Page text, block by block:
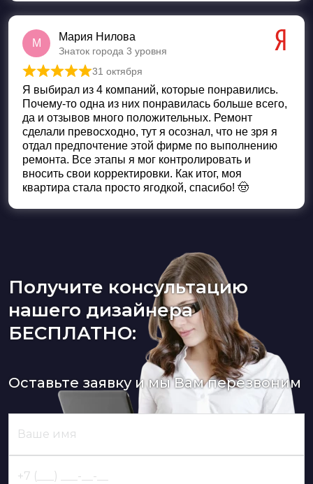
М
Мария Нилова
Знаток города 3 уровня
Оценка
31 октября
Я выбирал из 4 компаний, которые понравились.
Почему-то одна из них понравилась больше всего,
да и отзывов много положительных. Ремонт
сделали превосходно, тут я осознал, что не зря я
отдал предпочтение этой фирме по выполнению
ремонта. Все этапы я мог контролировать и
вносить свои корректировки. Как итог, моя
квартира стала просто ягодкой, спасибо! 🤠
Получите консультацию
нашего дизайнера
БЕСПЛАТНО:
Оставьте заявку и мы Вам перезвоним